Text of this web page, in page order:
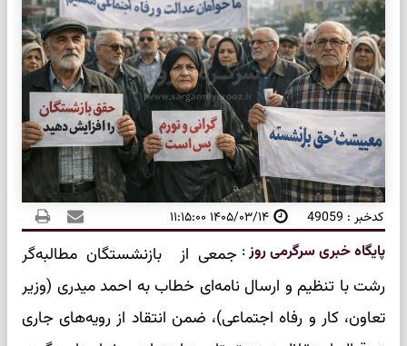
کدخبر : 49059 ۱۴۰۵/۰۳/۱۴ ۱۱:۱۵:۰۰
پایگاه خبری سرگرمی روز: جمعی از بازنشستگان مطالبه‌گر
رشت با تنظیم و ارسال نامه‌ای خطاب به احمد میدری (وزیر
تعاون، کار و رفاه اجتماعی)، ضمن انتقاد از رویه‌های جاری